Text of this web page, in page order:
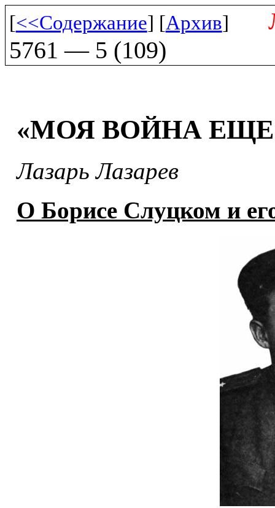
[<<Содержание] [Архив]
5761 — 5 (109)
«МОЯ ВОЙНА
Лазарь Лазарев
О Борисе Слуцком и